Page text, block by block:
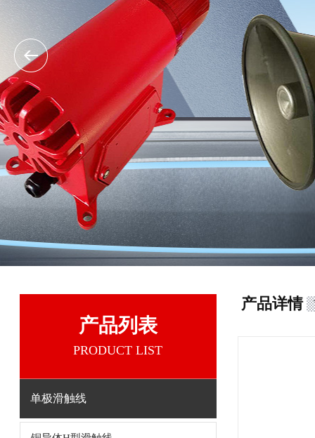
产品列表
PRODUCT LIST
单极滑触线
产品详情